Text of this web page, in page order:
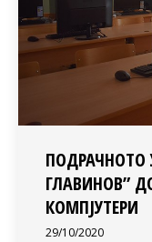
ГЛАВИНОВ”
КОМПЈУТЕРИ
29/10/2020